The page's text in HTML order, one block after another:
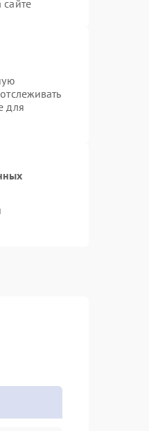
для